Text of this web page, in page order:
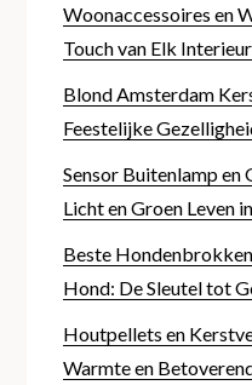
Woonaccessoires en
Touch van Elk Interieur
Blond Amsterdam
Feestelijke
Sensor Buitenlamp en
Licht en Groen Leven
Beste
Hond: De Sleutel tot
Houtpellets en
Warmte en